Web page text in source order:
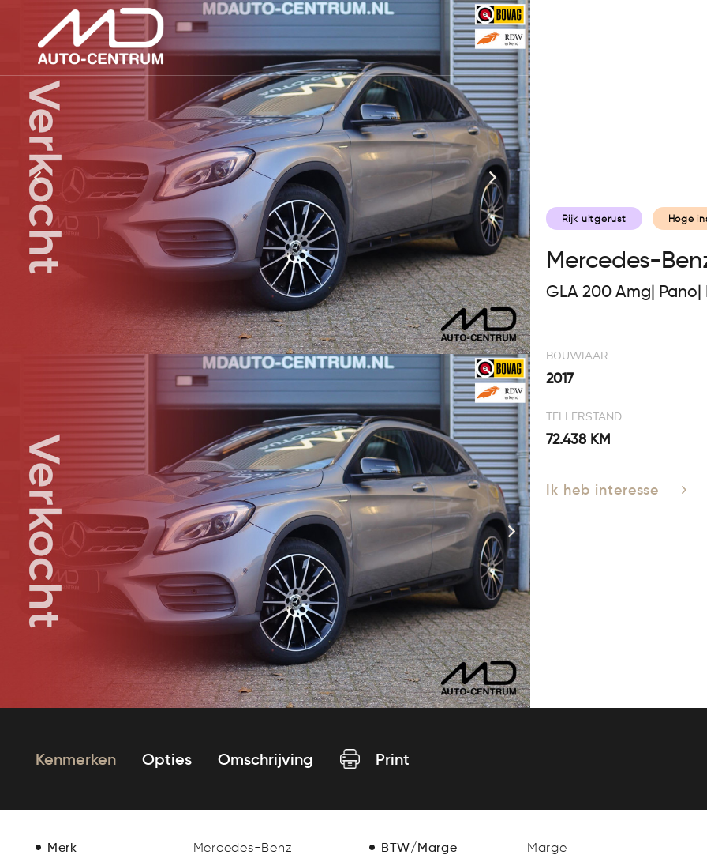
Rijk uitgerust Hoge
Mercedes-
GLA 200 Amg|
BOUWJAAR
2017
TELLERSTAND
72.438 KM
Ik heb interesse
Kenmerken Opties Omschrijving Print
Merk
Mercedes-Benz
BTW/Marge
Marge